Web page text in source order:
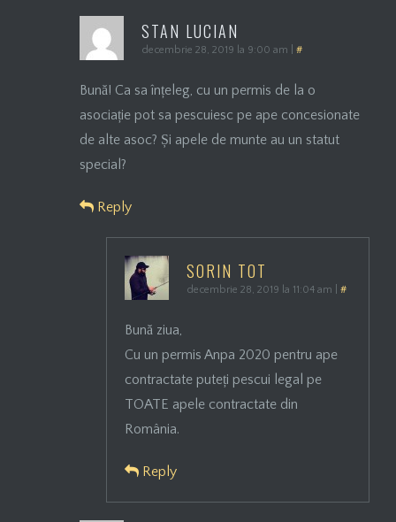
STAN LUCIAN
decembrie 28, 2019 la 9:00 am #
Bună! Ca sa înțeleg, cu un permis de la o
asociație pot sa pescuiesc pe ape concesionate
de alte asoc? Și apele de munte au un statut
special?
Reply
SORIN TOT
decembrie 28, 2019 la 11:04 am #
Bună ziua,
Cu un permis Anpa 2020 pentru ape
contractate puteți pescui legal pe
TOATE apele contractate din
România.
Reply